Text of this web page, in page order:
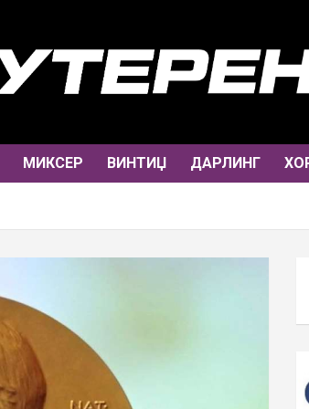
МИКСЕР ВИНТИЏ ДАРЛИНГ